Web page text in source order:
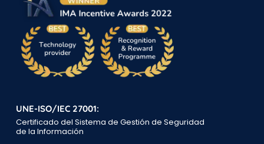
UNE-ISO/IEC 27001:
Certificado del Sistema de Gestión de Seguridad
de la Información